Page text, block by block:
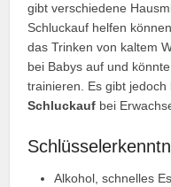
gibt verschiedene
Schluckauf helfen
das Trinken von kaltem
bei Babys auf und
trainieren. Es gibt jedoch
Schluckauf bei
Alkohol, schnelles